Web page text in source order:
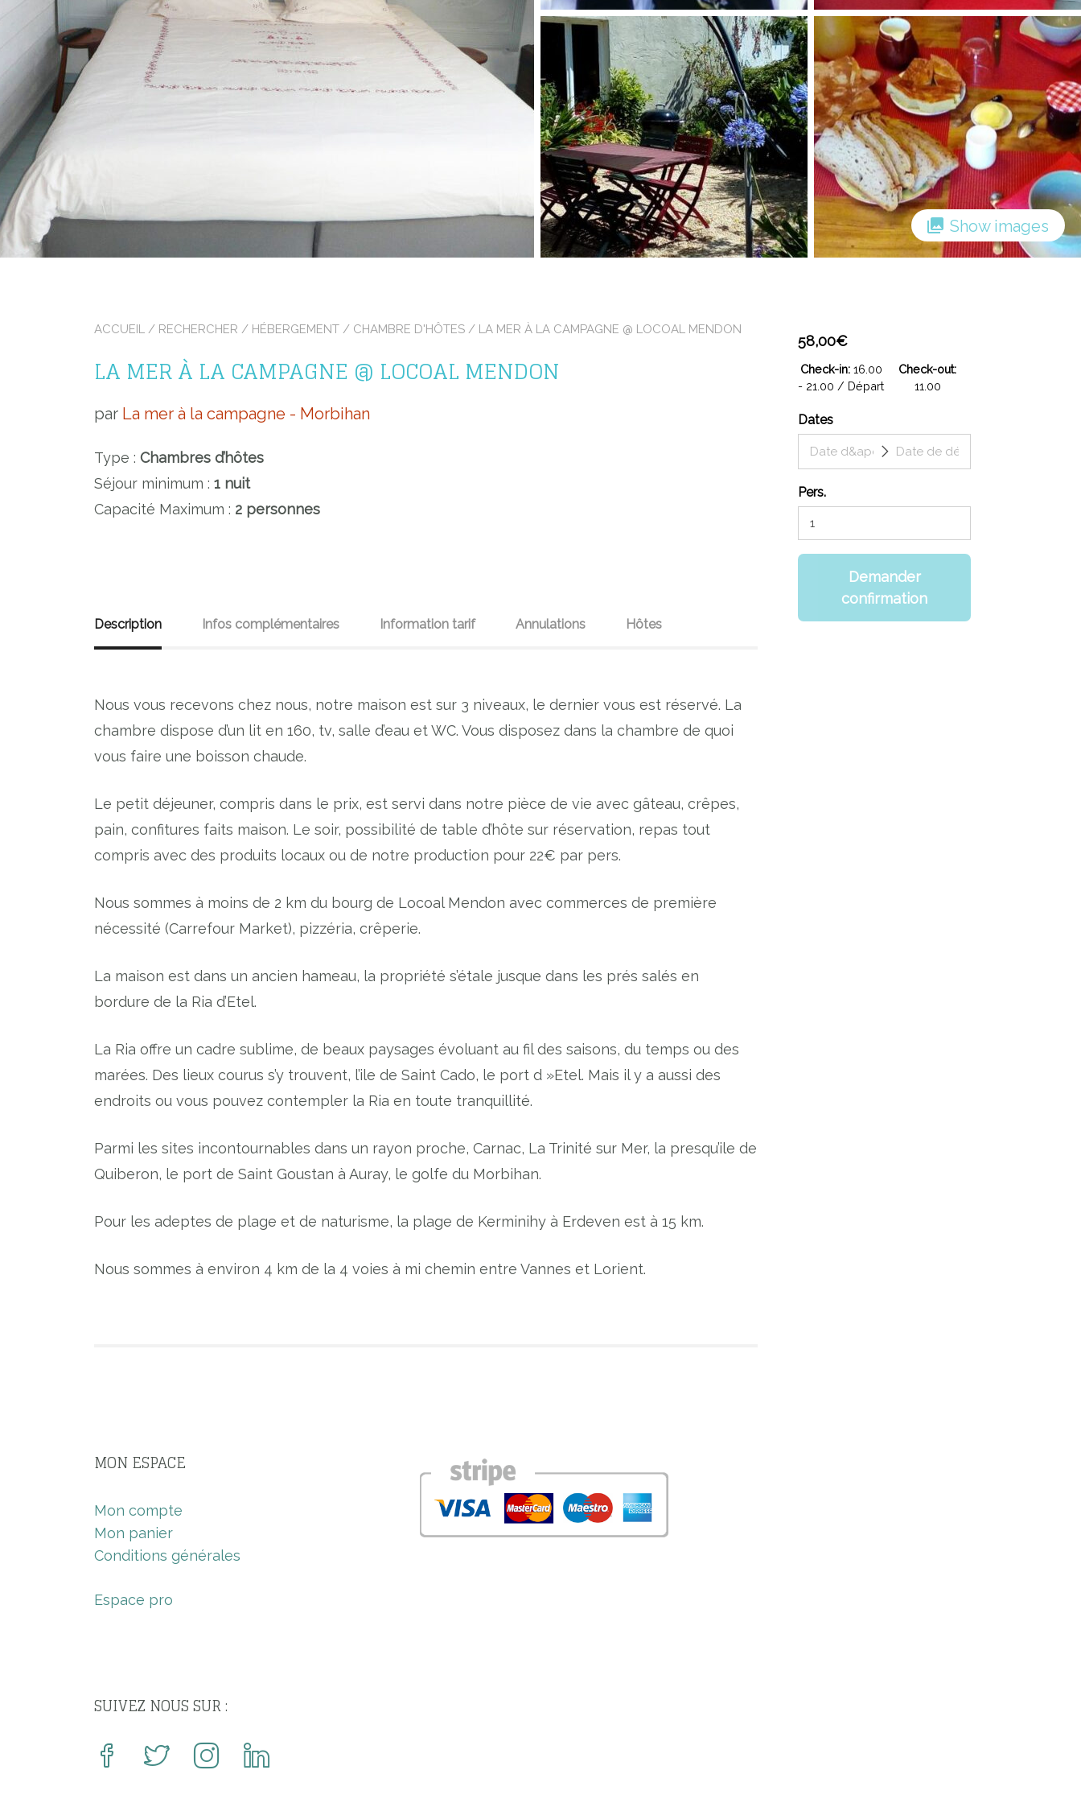
Show images
ACCUEIL / RECHERCHER / HÉBERGEMENT / CHAMBRE D'HÔTES / LA MER À LA CAMPAGNE @ LOCOAL MENDON
LA MER À LA CAMPAGNE @ LOCOAL MENDON
par La mer à la campagne - Morbihan
Type : Chambres d’hôtes
Séjour minimum : 1 nuit
Capacité Maximum : 2 personnes
Description Infos complémentaires Information tarif Annulations Hôtes
Nous vous recevons chez nous, notre maison est sur 3 niveaux, le dernier vous est réservé. La
chambre dispose d’un lit en 160, tv, salle d’eau et WC. Vous disposez dans la chambre de quoi
vous faire une boisson chaude.
Le petit déjeuner, compris dans le prix, est servi dans notre pièce de vie avec gâteau, crêpes,
pain, confitures faits maison. Le soir, possibilité de table d’hôte sur réservation, repas tout
compris avec des produits locaux ou de notre production pour 22€ par pers.
Nous sommes à moins de 2 km du bourg de Locoal Mendon avec commerces de première
nécessité (Carrefour Market), pizzéria, crêperie.
La maison est dans un ancien hameau, la propriété s’étale jusque dans les prés salés en
bordure de la Ria d’Etel.
La Ria offre un cadre sublime, de beaux paysages évoluant au fil des saisons, du temps ou des
marées. Des lieux courus s’y trouvent, l’ile de Saint Cado, le port d »Etel. Mais il y a aussi des
endroits ou vous pouvez contempler la Ria en toute tranquillité.
Parmi les sites incontournables dans un rayon proche, Carnac, La Trinité sur Mer, la presqu’ile de
Quiberon, le port de Saint Goustan à Auray, le golfe du Morbihan.
Pour les adeptes de plage et de naturisme, la plage de Kerminihy à Erdeven est à 15 km.
Nous sommes à environ 4 km de la 4 voies à mi chemin entre Vannes et Lorient.
58,00€
Check-in 16.00
- 21.00 / Départ
Check-out
11.00
Dates
Pers.
Demander
confirmation
MON ESPACE
Mon compte
Mon panier
Conditions générales
Espace pro
SUIVEZ NOUS SUR :